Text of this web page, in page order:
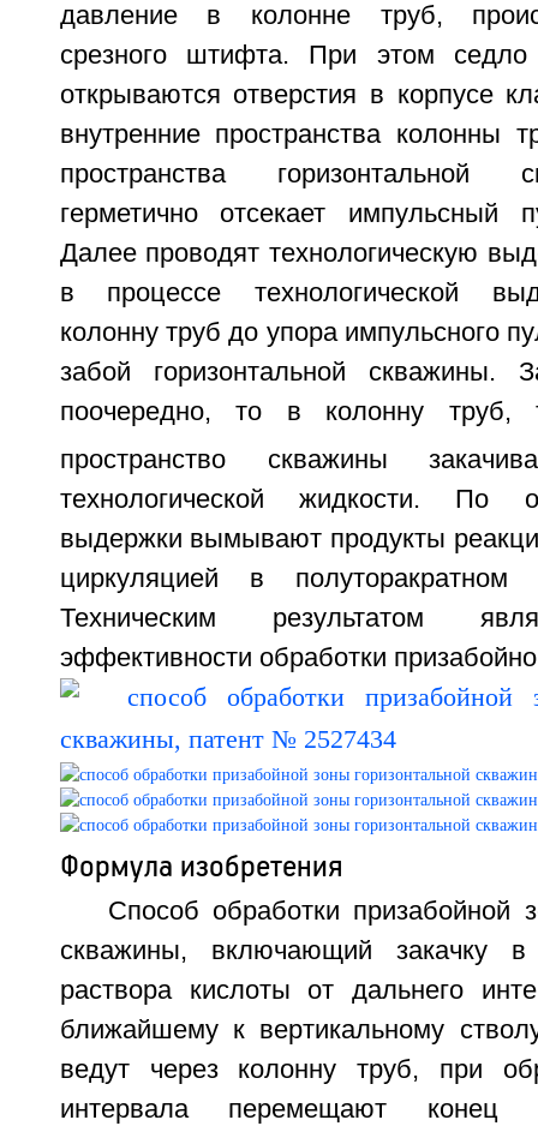
давление в колонне труб,
срезного штифта. При этом
открываются отверстия в корпусе
внутренние пространства колонны
пространства горизонтальной
герметично отсекает импульсный
Далее проводят технологическую
в процессе технологической
колонну труб до упора импульсного
забой горизонтальной
поочередно, то в колонну труб,
пространство скважины
технологической жидкости. По
выдержки вымывают продукты
циркуляцией в
Техническим результатом
эффективности обработки
Формула изобретения
Способ обработки призабойной
скважины, включающий закачку в
раствора кислоты от дальнего
ближайшему к вертикальному
ведут через колонну труб, при
интервала перемещают